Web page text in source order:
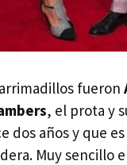
fueron
, el prota y
dos años y que
Muy sencillo